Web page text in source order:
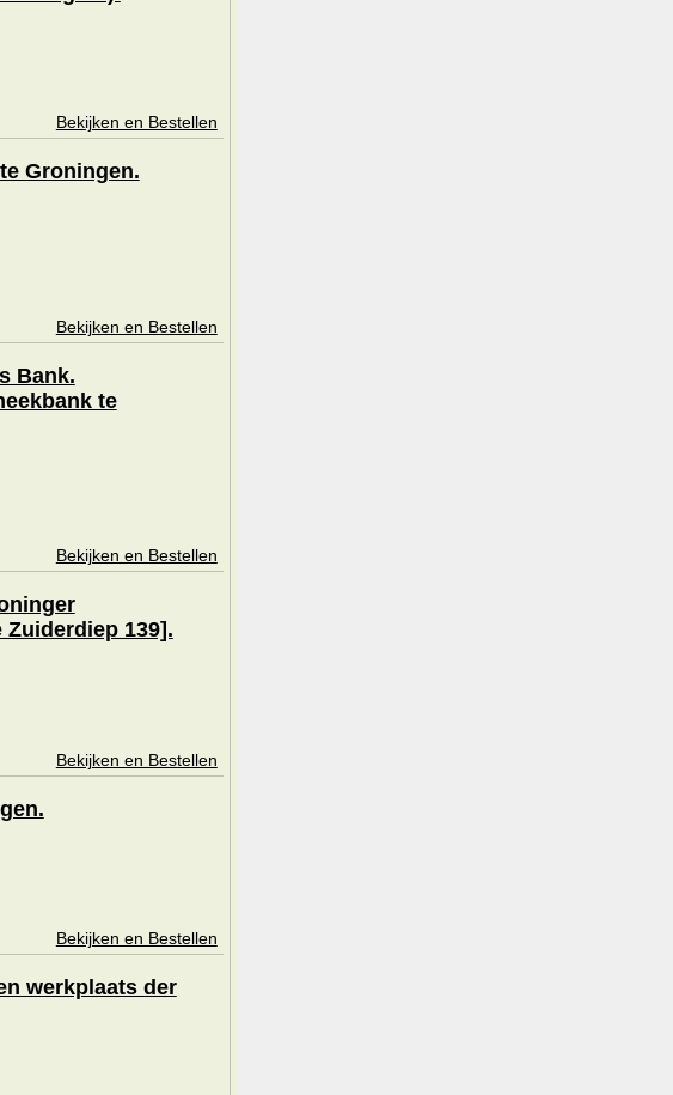
Bekijken en Bestellen
Groningen.
Bekijken en Bestellen
Bank.
te
Bekijken en Bestellen
139].
Bekijken en Bestellen
Bekijken en Bestellen
werkplaats der